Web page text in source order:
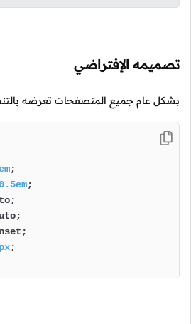
تصميمه الإفتراضي
بشكل عام جميع المتصفحات تعرضه
;
;
;